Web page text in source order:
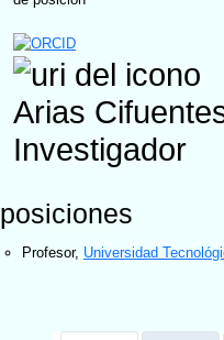
Arias
Investigador
posiciones
Profesor, Universidad